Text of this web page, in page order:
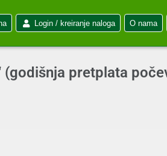
Login / kreiranje naloga O nama
(godišnja pretplata